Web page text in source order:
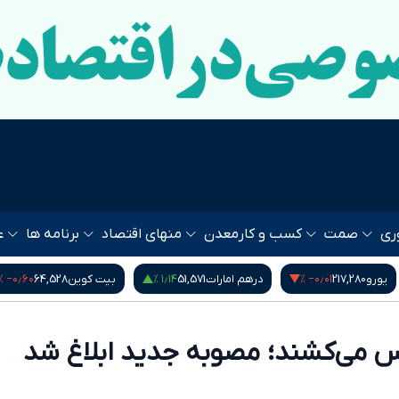
صمت کسب و کار معدن منهای اقتصاد برنامه ها
یورو217,280‎−۰٫۰۱ % درهم امارات51,571۱٫۱۴ % بیت کوین64,528‎−۰٫۶۰ %
می‌کشند؛ مصوبه جدید ابلاغ شد